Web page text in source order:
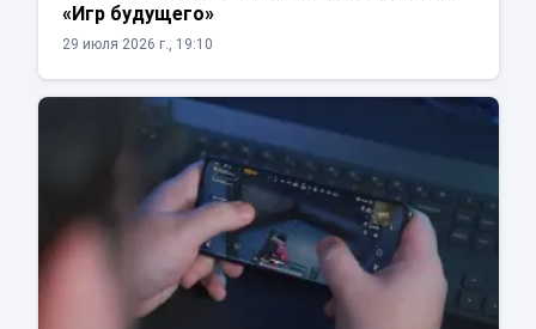
«Игр будущего»
29 июля 2026 г., 19:10